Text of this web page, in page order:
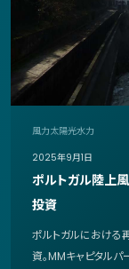
風力太陽光水力
2025年9月1日
ポルトガル陸上
投資
ポルトガルにおける
資。MMキャピタル